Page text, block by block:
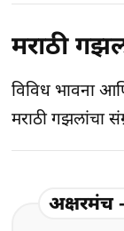
मराठी
विविध भावना
मराठी गझलांचा
अक्षरमंच